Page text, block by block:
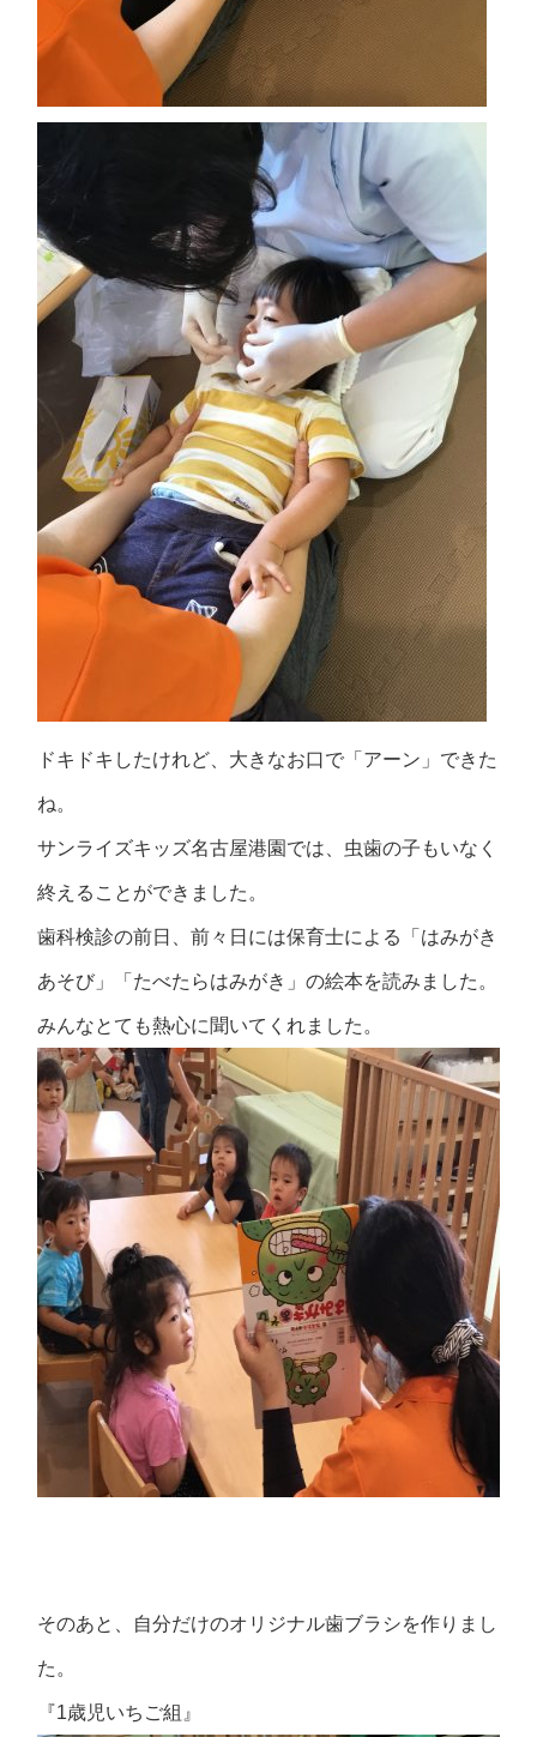
ドキドキしたけれど、大きなお口で「アーン」できた
ね。
サンライズキッズ名古屋港園では、虫歯の子もいなく
終えることができました。
歯科検診の前日、前々日には保育士による「はみがき
あそび」「たべたらはみがき」の絵本を読みました。
みんなとても熱心に聞いてくれました。
そのあと、自分だけのオリジナル歯ブラシを作りまし
た。
『1歳児いちご組』